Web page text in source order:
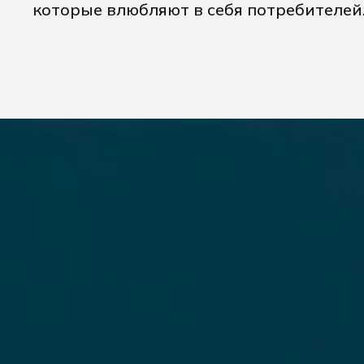
которые влюбляют в себя